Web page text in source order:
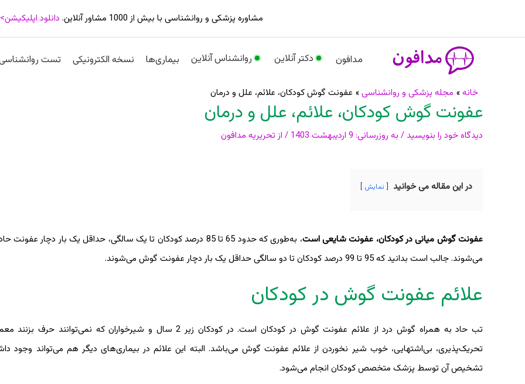
مشاوره پزشکی و روانشناسی با بیش از 1000 مشاور آنلاین. دانلود اپلیکیشن>
مدافون دکتر آنلاین روانشناس آنلاین بیماری‌ها نسخه الکترونیکی تست
خانه مجله پزشکی و روانشناسی عفونت گوش کودکان، علائم، علل و درمان
عفونت گوش کودکان، علائم، علل و درمان
دیدگاه‌ خود را بنویسید / به روزرسانی: / از تحریریه مدافون
در این مقاله می خوانید نمایش
عفونت گوش میانی در کودکان، عفونت شایعی است
، به‌طوری که حدود 65 تا 85 درصد کودکان تا یک سالگی، حداقل یک بار دچار
می‌شوند. جالب است بدانید که 95 تا 99 درصد کودکان تا دو سالگی حداقل یک بار دچار عفونت گوش می‌شوند.
علائم عفونت گوش در کودکان
تب حاد به همراه گوش درد از علائم عفونت گوش در کودکان است. در کودکان زیر 2 سال و شیرخواران که
تحریک‌پذیری، بی‌اشتهایی، خوب شیر نخوردن از علائم عفونت گوش می‌باشد. البته این علائم در بیماری‌های دیگر هم می‌تواند وجود
تشخیص آن توسط پزشک متخصص کودکان انجام می‌شود.
پیمایش
نوشته